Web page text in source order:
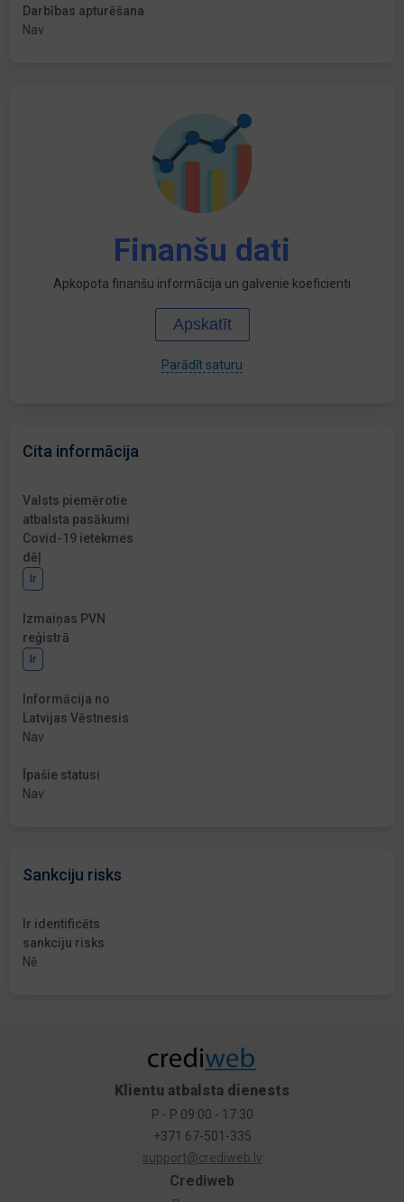
Darbības apturēšana
Nav
Finanšu dati
Apkopota finanšu informācija un galvenie koeficienti
Apskatīt
Parādīt saturu
Cita informācija
Valsts piemērotie
atbalsta pasākumi
Covid-19 ietekmes
dēļ
Ir
Izmaiņas PVN
reģistrā
Ir
Informācija no
Latvijas Vēstnesis
Nav
Īpašie statusi
Nav
Sankciju risks
Ir identificēts
sankciju risks
Nē
Crediweb
Klientu atbalsta dienests
P - P 09:00 - 17:30
+371 67-501-335
support@crediweb.lv